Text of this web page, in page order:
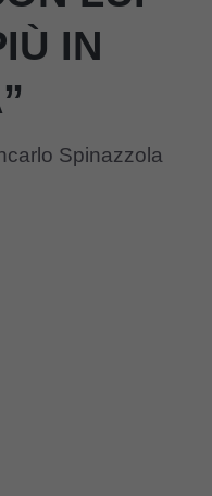
IN
Spinazzola